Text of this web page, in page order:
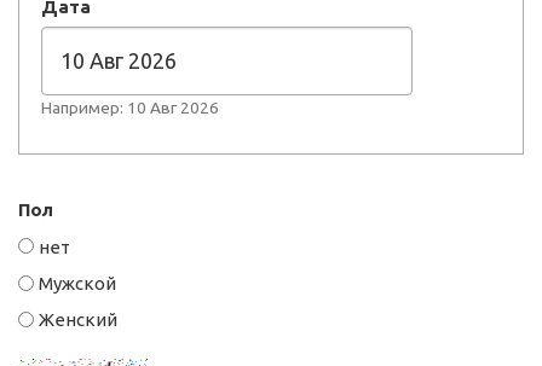
Дата
Например: 10 Авг 2026
Пол
нет
Мужской
Женский